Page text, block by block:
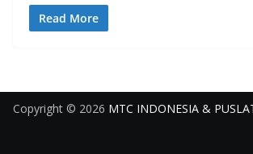
Read More
Copyright © 2026 MTC INDONESIA &